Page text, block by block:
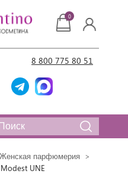
8 800 775 80 51
0
Женская парфюмерия
UNE